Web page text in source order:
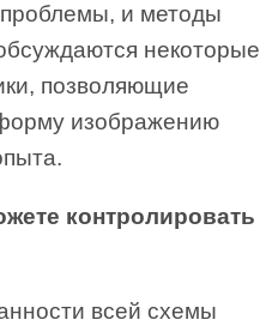
проблемы, и методы
некоторые
позволяющие
изображению
контролировать
всей схемы